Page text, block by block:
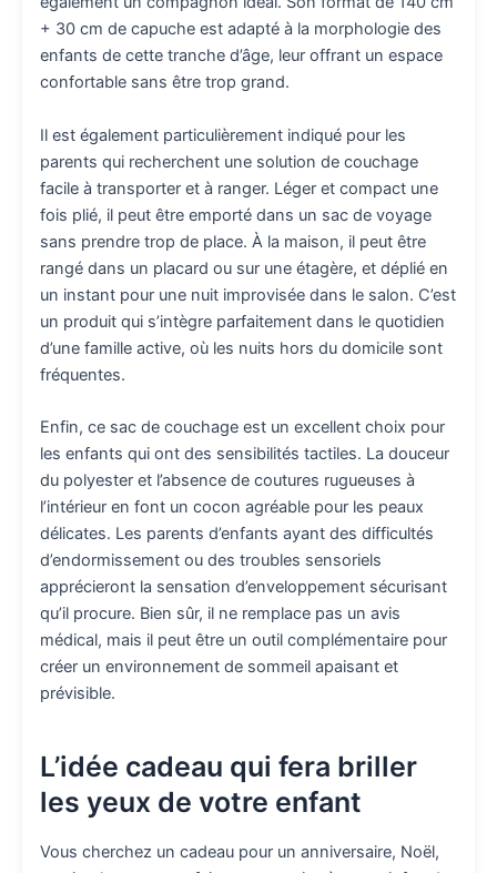
+ 30 cm de capuche est adapté à la morphologie des
enfants de cette tranche d’âge, leur offrant un espace
confortable sans être trop grand.
Il est également particulièrement indiqué pour les
parents qui recherchent une solution de couchage
facile à transporter et à ranger. Léger et compact une
fois plié, il peut être emporté dans un sac de voyage
sans prendre trop de place. À la maison, il peut être
rangé dans un placard ou sur une étagère, et déplié en
un instant pour une nuit improvisée dans le salon. C’est
un produit qui s’intègre parfaitement dans le quotidien
d’une famille active, où les nuits hors du domicile sont
fréquentes.
Enfin, ce sac de couchage est un excellent choix pour
les enfants qui ont des sensibilités tactiles. La douceur
du polyester et l’absence de coutures rugueuses à
l’intérieur en font un cocon agréable pour les peaux
délicates. Les parents d’enfants ayant des difficultés
d’endormissement ou des troubles sensoriels
apprécieront la sensation d’enveloppement sécurisant
qu’il procure. Bien sûr, il ne remplace pas un avis
médical, mais il peut être un outil complémentaire pour
créer un environnement de sommeil apaisant et
prévisible.
L’idée cadeau qui fera briller
les yeux de votre enfant
Vous cherchez un cadeau pour un anniversaire, Noël,